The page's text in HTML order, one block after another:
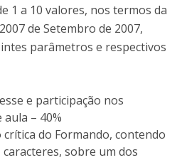
1 a 10 valores, nos termos da
de Setembro de 2007,
parâmetros e respectivos
e participação nos
– 40%
do Formando, contendo
caracteres, sobre um dos